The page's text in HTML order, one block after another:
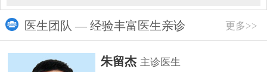
医生团队 — 经验丰富医生亲诊 更多>>
朱留杰 主诊医生